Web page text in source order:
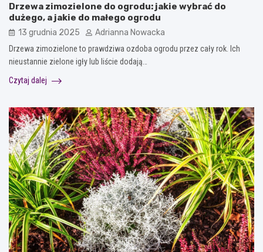
Drzewa zimozielone do ogrodu: jakie wybrać do
dużego, a jakie do małego ogrodu
13 grudnia 2025 Adrianna Nowacka
Drzewa zimozielone to prawdziwa ozdoba ogrodu przez cały rok. Ich
nieustannie zielone igły lub liście dodają…
Czytaj dalej